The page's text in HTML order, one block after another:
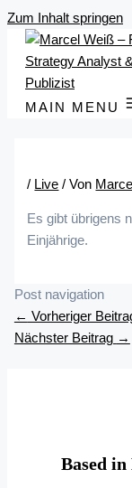
Zum Inhalt springen
MAIN MENU
/ Live / Von
Es gibt übrigens
Einjährige.
Post navigation
← Vorheriger
Nächster Beitrag →
Based